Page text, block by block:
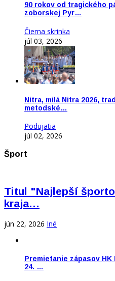
90 rokov od tragického
zoborskej Pyr…
Čierna skrinka
júl 03, 2026
Nitra, milá Nitra 2026,
metodské…
Podujatia
júl 02, 2026
Šport
Titul "Najlepší
kraja…
jún 22, 2026 Iné
Premietanie zápasov
24. …